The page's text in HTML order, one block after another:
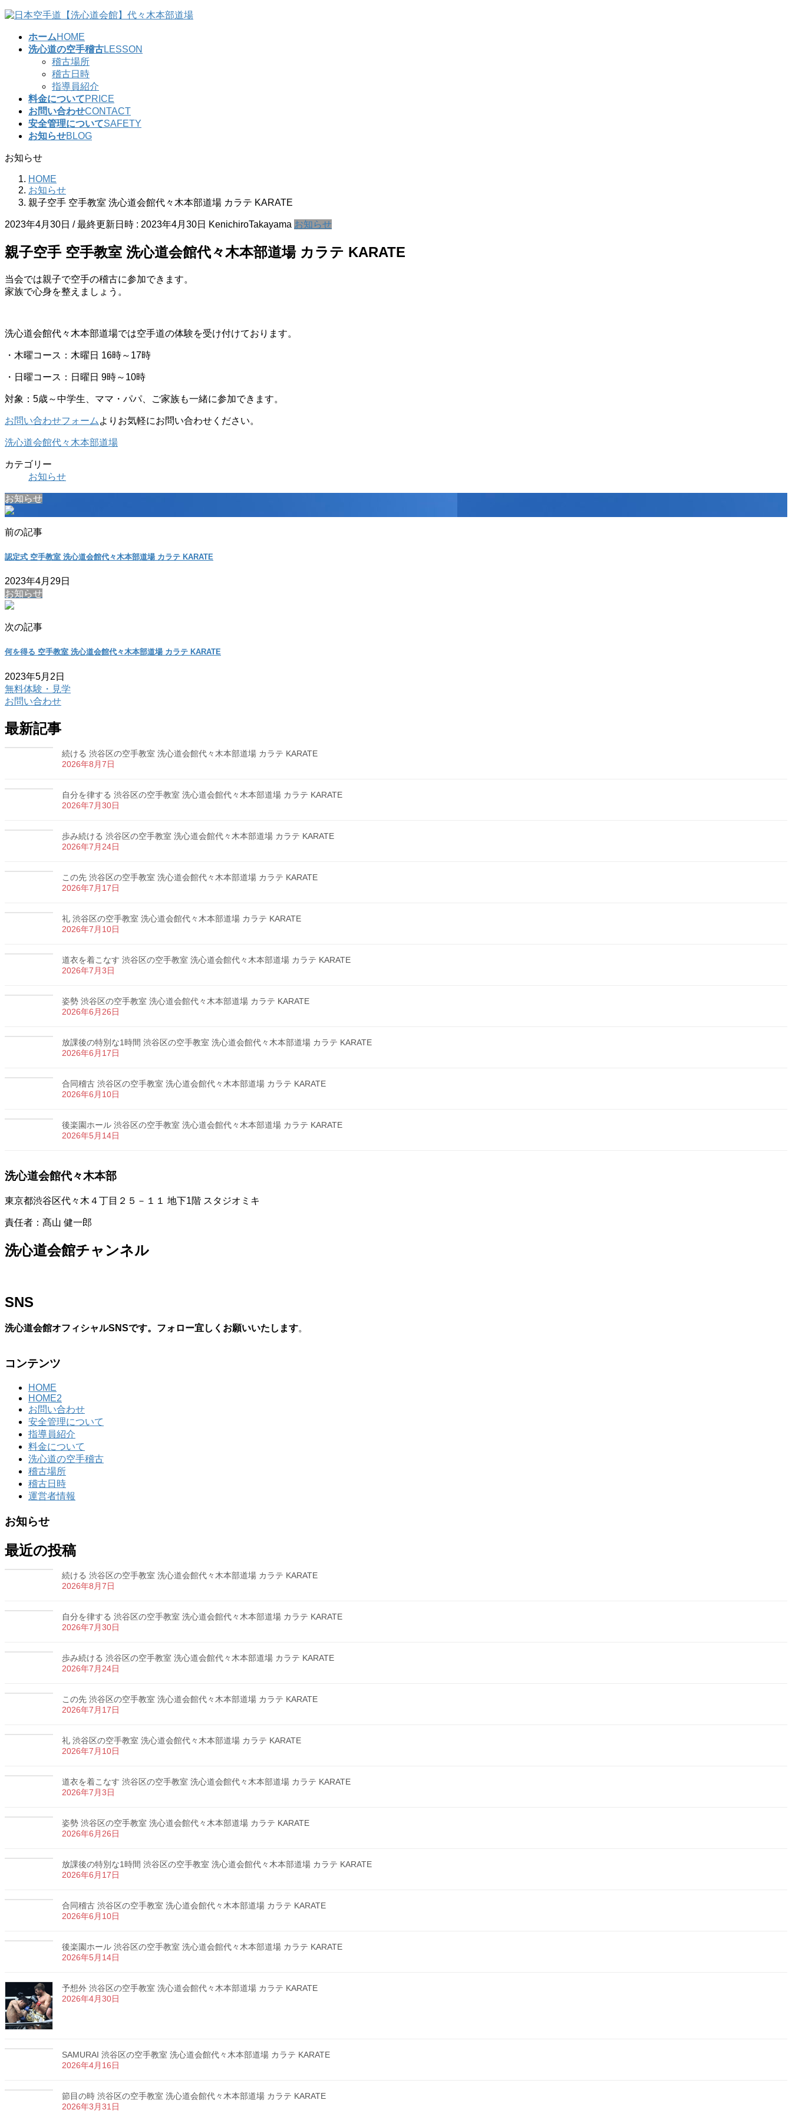
コ
ナ
ホームHOME
洗心道の空手稽古LESSON
稽古場所
稽古日時
指導員紹介
料金についてPRICE
お問い合わせCONTACT
安全管理についてSAFETY
お知らせBLOG
お知らせ
HOME
お知らせ
親子空手 空手教室 洗心道会館代々木本部道場 カラテ KARATE
2023年4月30日 / 最終更新日時 : 2023年4月30日 KenichiroTakayama お知らせ
親子空手 空手教室 洗心道会館代々木本部道場 カラテ KARATE
当会では親子で空手の稽古に参加できます。
家族で心身を整えましょう。
洗心道会館代々木本部道場では空手道の体験を受け付けております。
・木曜コース：木曜日 16時～17時
・日曜コース：日曜日 9時～10時
対象：5歳～中学生、ママ・パパ、ご家族も一緒に参加できます。
お問い合わせフォーム よりお気軽にお問い合わせください。
洗心道会館代々木本部道場
カテゴリー
お知らせ
お知らせ
前の記事
認定式 空手教室 洗心道会館代々木本部道場 カラテ KARATE
2023年4月29日
お知らせ
次の記事
何を得る 空手教室 洗心道会館代々木本部道場 カラテ KARATE
2023年5月2日
無料体験・見学
お問い合わせ
最新記事
続ける 渋谷区の空手教室 洗心道会館代々木本部道場 カラテ KARATE
2026年8月7日
自分を律する 渋谷区の空手教室 洗心道会館代々木本部道場 カラテ KARATE
2026年7月30日
歩み続ける 渋谷区の空手教室 洗心道会館代々木本部道場 カラテ KARATE
2026年7月24日
この先 渋谷区の空手教室 洗心道会館代々木本部道場 カラテ KARATE
2026年7月17日
礼 渋谷区の空手教室 洗心道会館代々木本部道場 カラテ KARATE
2026年7月10日
道衣を着こなす 渋谷区の空手教室 洗心道会館代々木本部道場 カラテ KARATE
2026年7月3日
姿勢 渋谷区の空手教室 洗心道会館代々木本部道場 カラテ KARATE
2026年6月26日
放課後の特別な1時間 渋谷区の空手教室 洗心道会館代々木本部道場 カラテ KARATE
2026年6月17日
合同稽古 渋谷区の空手教室 洗心道会館代々木本部道場 カラテ KARATE
2026年6月10日
後楽園ホール 渋谷区の空手教室 洗心道会館代々木本部道場 カラテ KARATE
2026年5月14日
洗心道会館代々木本部
東京都渋谷区代々木４丁目２５－１１ 地下1階 スタジオミキ
責任者：髙山 健一郎
洗心道会館チャンネル
SNS
洗心道会館オフィシャルSNSです。フォロー宜しくお願いいたします。
コンテンツ
HOME
HOME2
お問い合わせ
安全管理について
指導員紹介
料金について
洗心道の空手稽古
稽古場所
稽古日時
運営者情報
お知らせ
最近の投稿
続ける 渋谷区の空手教室 洗心道会館代々木本部道場 カラテ KARATE
2026年8月7日
自分を律する 渋谷区の空手教室 洗心道会館代々木本部道場 カラテ KARATE
2026年7月30日
歩み続ける 渋谷区の空手教室 洗心道会館代々木本部道場 カラテ KARATE
2026年7月24日
この先 渋谷区の空手教室 洗心道会館代々木本部道場 カラテ KARATE
2026年7月17日
礼 渋谷区の空手教室 洗心道会館代々木本部道場 カラテ KARATE
2026年7月10日
道衣を着こなす 渋谷区の空手教室 洗心道会館代々木本部道場 カラテ KARATE
2026年7月3日
姿勢 渋谷区の空手教室 洗心道会館代々木本部道場 カラテ KARATE
2026年6月26日
放課後の特別な1時間 渋谷区の空手教室 洗心道会館代々木本部道場 カラテ KARATE
2026年6月17日
合同稽古 渋谷区の空手教室 洗心道会館代々木本部道場 カラテ KARATE
2026年6月10日
後楽園ホール 渋谷区の空手教室 洗心道会館代々木本部道場 カラテ KARATE
2026年5月14日
予想外 渋谷区の空手教室 洗心道会館代々木本部道場 カラテ KARATE
2026年4月30日
SAMURAI 渋谷区の空手教室 洗心道会館代々木本部道場 カラテ KARATE
2026年4月16日
節目の時 渋谷区の空手教室 洗心道会館代々木本部道場 カラテ KARATE
2026年3月31日